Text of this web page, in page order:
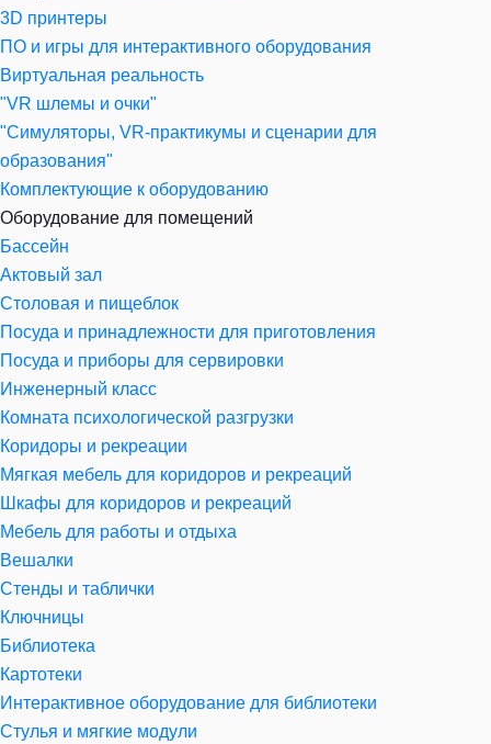
3D принтеры
ПО и игры для интерактивного оборудования
Виртуальная реальность
"VR шлемы и очки"
"Симуляторы, VR-практикумы и сценарии для
образования"
Комплектующие к оборудованию
Оборудование для помещений
Бассейн
Актовый зал
Столовая и пищеблок
Посуда и принадлежности для приготовления
Посуда и приборы для сервировки
Инженерный класс
Комната психологической разгрузки
Коридоры и рекреации
Мягкая мебель для коридоров и рекреаций
Шкафы для коридоров и рекреаций
Мебель для работы и отдыха
Вешалки
Стенды и таблички
Ключницы
Библиотека
Картотеки
Интерактивное оборудование для библиотеки
Стулья и мягкие модули